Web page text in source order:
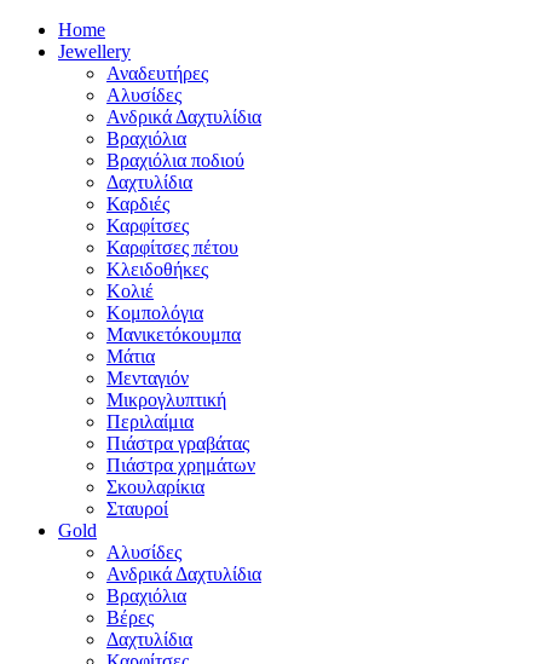
Home
Jewellery
Αναδευτήρες
Αλυσίδες
Ανδρικά Δαχτυλίδια
Βραχιόλια
Βραχιόλια ποδιού
Δαχτυλίδια
Καρδιές
Καρφίτσες
Καρφίτσες πέτου
Κλειδοθήκες
Κολιέ
Κομπολόγια
Μανικετόκουμπα
Μάτια
Μενταγιόν
Μικρογλυπτική
Περιλαίμια
Πιάστρα γραβάτας
Πιάστρα χρημάτων
Σκουλαρίκια
Σταυροί
Gold
Αλυσίδες
Ανδρικά Δαχτυλίδια
Βραχιόλια
Βέρες
Δαχτυλίδια